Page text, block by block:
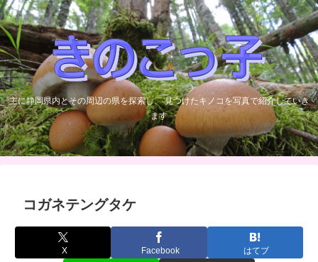
主に静岡県内とその周辺の県を探索し、 見つけたキノコを写真で紹介していき
ます
コガネテングタケ
X Facebook はてブ